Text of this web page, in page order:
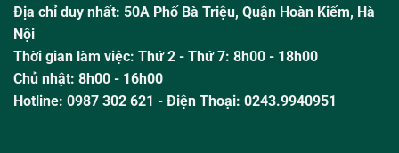
Địa chỉ duy nhất: 50A Phố Bà Triệu, Quận Hoàn Kiếm, Hà
Nội
Thời gian làm việc: Thứ 2 - Thứ 7: 8h00 - 18h00
Chủ nhật: 8h00 - 16h00
Hotline: 0987 302 621 - Điện Thoại: 0243.9940951